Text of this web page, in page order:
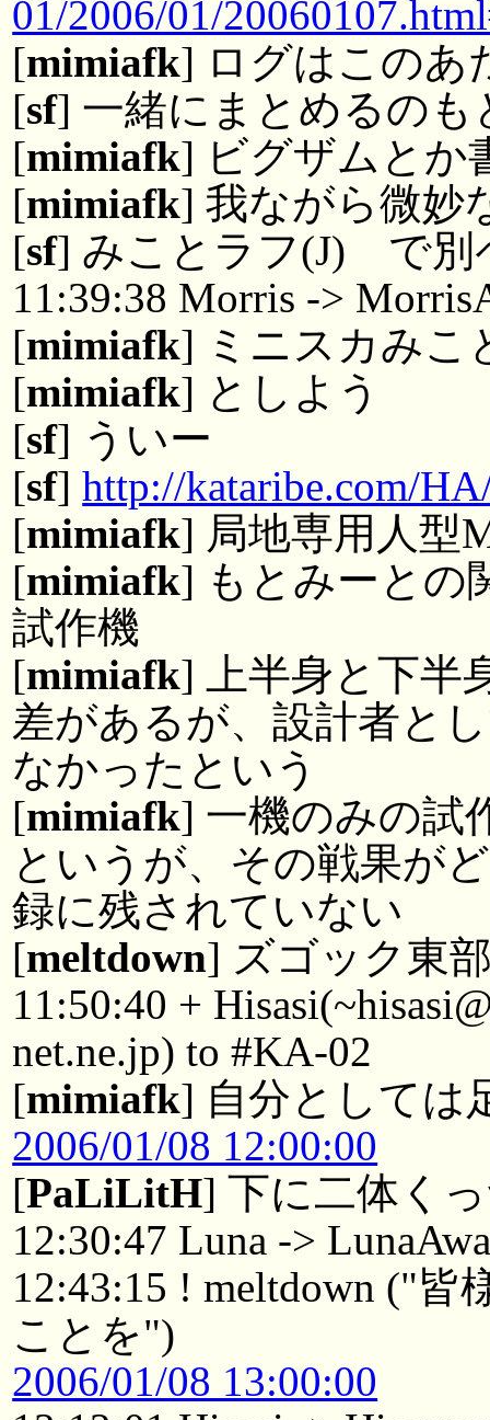
01/2006/01/
[mimiafk] ログはこのあ
[sf] 一緒にまとめるの
[mimiafk] ビグザムとか
[mimiafk] 我ながら微妙
[sf] みことラフ(J) で別
11:39:38 Morris ->
[mimiafk] ミニスカみこ
[mimiafk] としよう
[sf] ういー
[sf]http://kataribe.com/
[mimiafk] 局地専用人型
[mimiafk] もとみーとの
試作機
[mimiafk] 上半身と下半
差があるが、設計者と
なかったという
[mimiafk] 一機のみの試
というが、その戦果が
録に残されていない
[meltdown] ズゴック東
11:50:40 +
net.ne.jp) to #KA-02
[mimiafk] 自分としては
2006/01/08 12:00:00
[PaLiLitH] 下に二体く
12:30:47 Luna ->
12:43:15 ! meltdown ("
ことを")
2006/01/08 13:00:00